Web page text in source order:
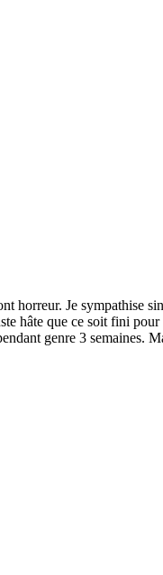
Je sympathise
que ce soit fini pour
genre 3 semaines.